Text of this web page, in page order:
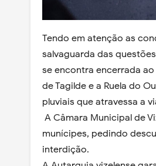
Tendo em atenção as
salvaguarda das
se encontra encerrada ao
de Tagilde e a Ruela do
pluviais que atravessa a
A Câmara Municipal de
munícipes, pedindo
interdição.